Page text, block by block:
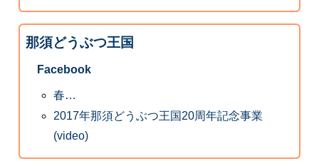
那須どうぶつ王国
Facebook
春…
2017年那須どうぶつ王国20周年記念事業
(video)